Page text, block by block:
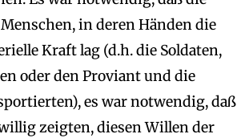
in deren Händen die
Kraft lag (d.h. die Soldaten,
oder den Proviant und die
es war notwendig, daß
zeigten, diesen Willen der